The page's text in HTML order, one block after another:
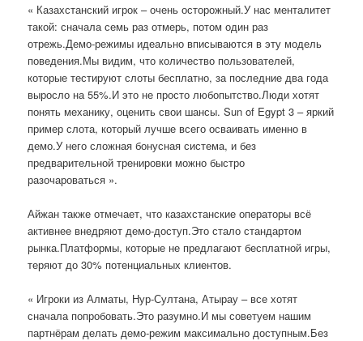
« Казахстанский игрок – очень осторожный.У нас менталитет
такой: сначала семь раз отмерь, потом один раз
отрежь.Демо-режимы идеально вписываются в эту модель
поведения.Мы видим, что количество пользователей,
которые тестируют слоты бесплатно, за последние два года
выросло на 55%.И это не просто любопытство.Люди хотят
понять механику, оценить свои шансы. Sun of Egypt 3 – яркий
пример слота, который лучше всего осваивать именно в
демо.У него сложная бонусная система, и без
предварительной тренировки можно быстро
разочароваться ».
Айжан также отмечает, что казахстанские операторы всё
активнее внедряют демо-доступ.Это стало стандартом
рынка.Платформы, которые не предлагают бесплатной игры,
теряют до 30% потенциальных клиентов.
« Игроки из Алматы, Нур-Султана, Атырау – все хотят
сначала попробовать.Это разумно.И мы советуем нашим
партнёрам делать демо-режим максимально доступным.Без